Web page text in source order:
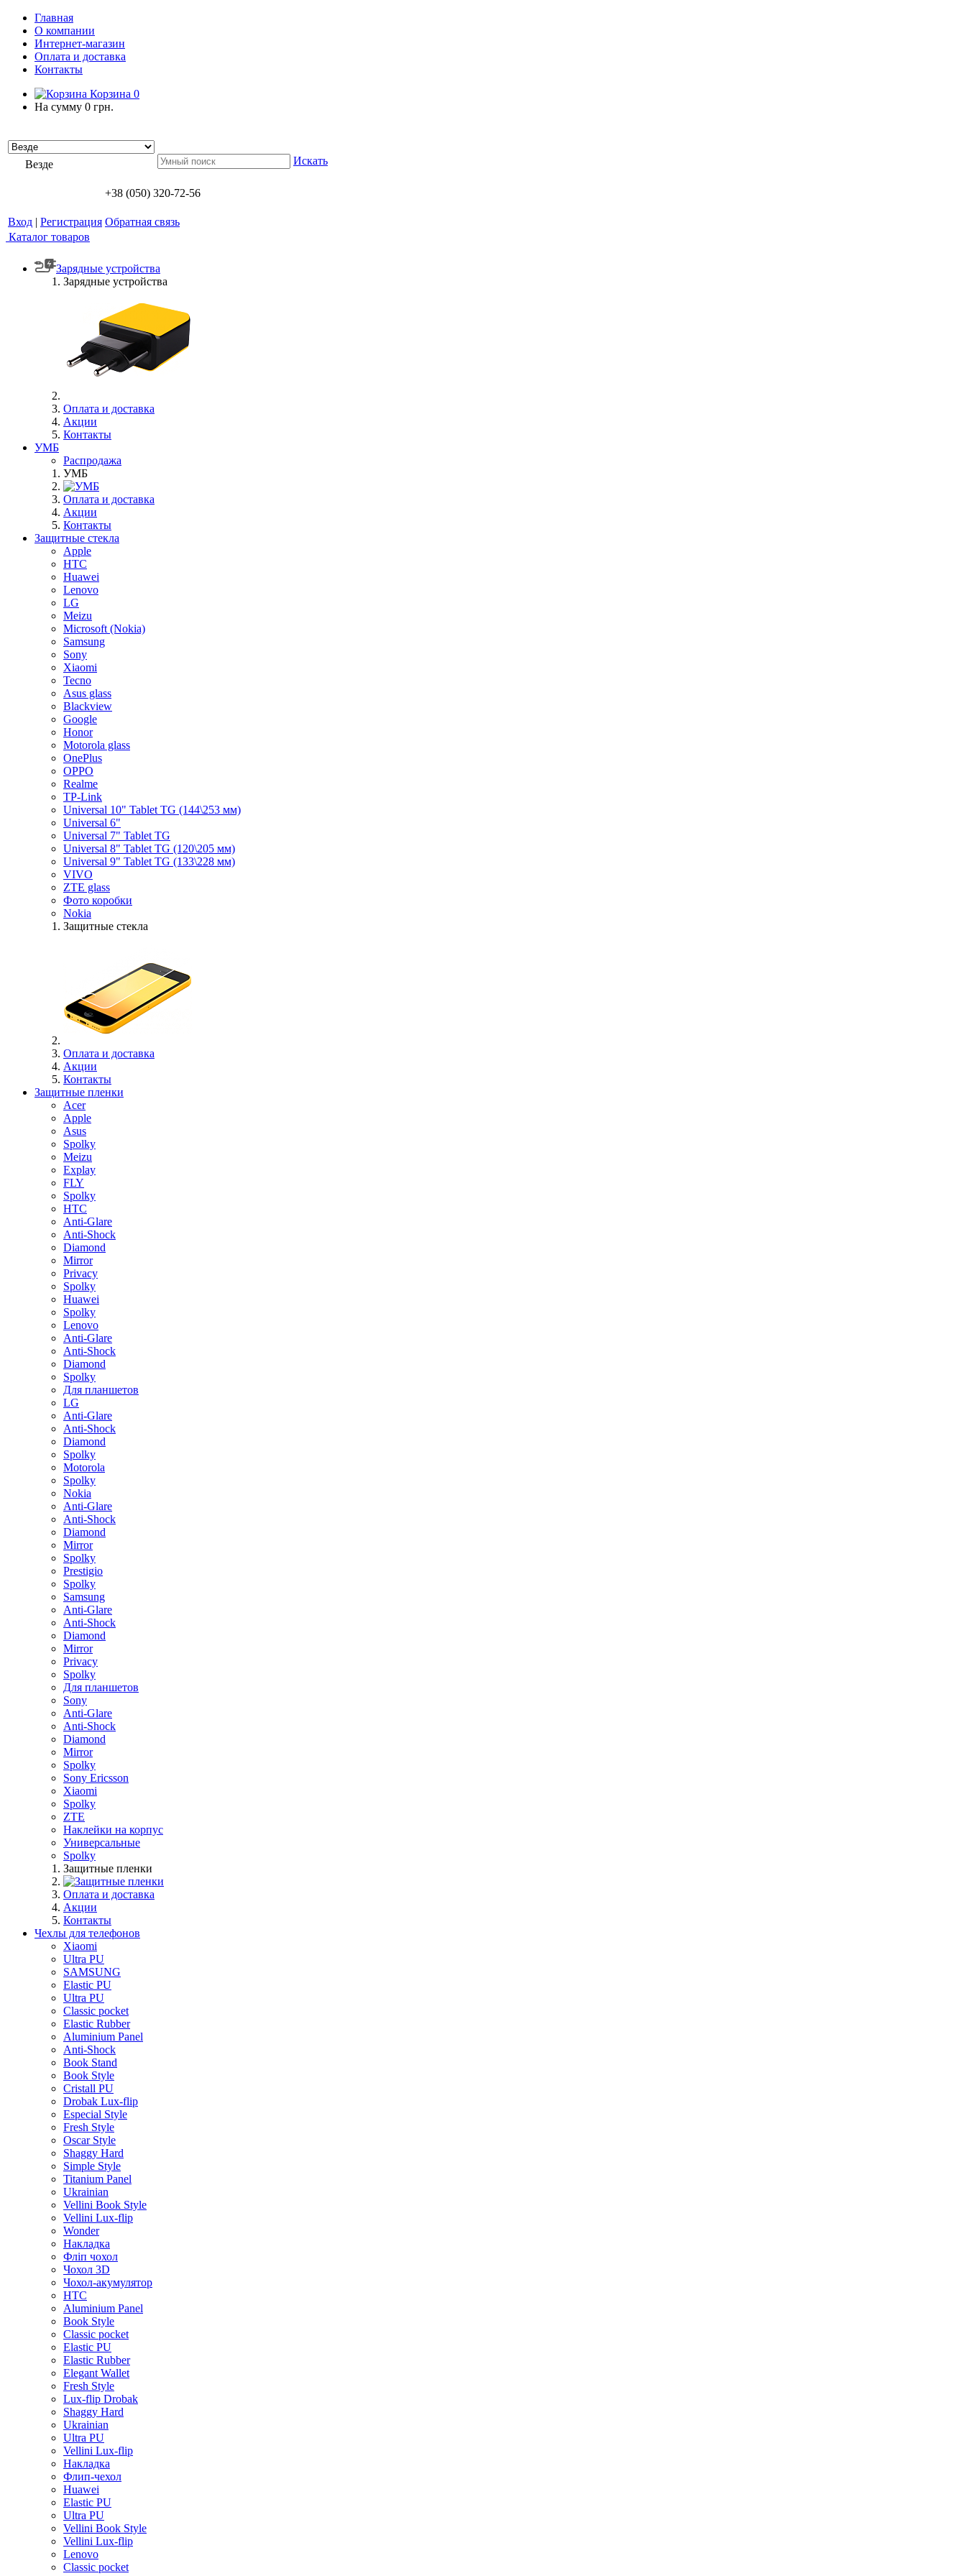
Главная
О компании
Интернет-магазин
Оплата и доставка
Контакты
Корзина 0
На сумму 0 грн.
Везде Искать
+38 (050) 320-72-56
Вход | Регистрация Обратная связь
Каталог товаров
Зарядные устройства
Зарядные устройства
Оплата и доставка
Акции
Контакты
УМБ
Распродажа
УМБ
Оплата и доставка
Акции
Контакты
Защитные стекла
Apple
HTC
Huawei
Lenovo
LG
Meizu
Microsoft (Nokia)
Samsung
Sony
Xiaomi
Tecno
Asus glass
Blackview
Google
Honor
Motorola glass
OnePlus
OPPO
Realme
TP-Link
Universal 10" Tablet TG (144\253 мм)
Universal 6"
Universal 7" Tablet TG
Universal 8" Tablet TG (120\205 мм)
Universal 9" Tablet TG (133\228 мм)
VIVO
ZTE glass
Фото коробки
Nokia
Защитные стекла
Оплата и доставка
Акции
Контакты
Защитные пленки
Acer
Apple
Asus
Spolky
Meizu
Explay
FLY
Spolky
HTC
Anti-Glare
Anti-Shock
Diamond
Mirror
Privacy
Spolky
Huawei
Spolky
Lenovo
Anti-Glare
Anti-Shock
Diamond
Spolky
Для планшетов
LG
Anti-Glare
Anti-Shock
Diamond
Spolky
Motorola
Spolky
Nokia
Anti-Glare
Anti-Shock
Diamond
Mirror
Spolky
Prestigio
Spolky
Samsung
Anti-Glare
Anti-Shock
Diamond
Mirror
Privacy
Spolky
Для планшетов
Sony
Anti-Glare
Anti-Shock
Diamond
Mirror
Spolky
Sony Ericsson
Xiaomi
Spolky
ZTE
Наклейки на корпус
Универсальные
Spolky
Защитные пленки
Оплата и доставка
Акции
Контакты
Чехлы для телефонов
Xiaomi
Ultra PU
SAMSUNG
Elastic PU
Ultra PU
Classic pocket
Elastic Rubber
Aluminium Panel
Anti-Shock
Book Stand
Book Style
Cristall PU
Drobak Lux-flip
Especial Style
Fresh Style
Oscar Style
Shaggy Hard
Simple Style
Titanium Panel
Ukrainian
Vellini Book Style
Vellini Lux-flip
Wonder
Накладка
Фліп чохол
Чохол 3D
Чохол-акумулятор
HTC
Aluminium Panel
Book Style
Classic pocket
Elastic PU
Elastic Rubber
Elegant Wallet
Fresh Style
Lux-flip Drobak
Shaggy Hard
Ukrainian
Ultra PU
Vellini Lux-flip
Накладка
Флип-чехол
Huawei
Elastic PU
Ultra PU
Vellini Book Style
Vellini Lux-flip
Lenovo
Classic pocket